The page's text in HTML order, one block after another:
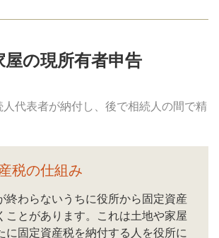
屋の現所有者申告
人代表者が納付し、後で相続人の間で精
税の仕組み
終わらないうちに役所から固定資産
ことがあります。これは土地や家屋
に固定資産税を納付する人を役所に